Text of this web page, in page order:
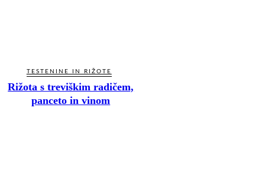
TESTENINE IN RIŽOTE
Rižota s treviškim radičem,
panceto in vinom